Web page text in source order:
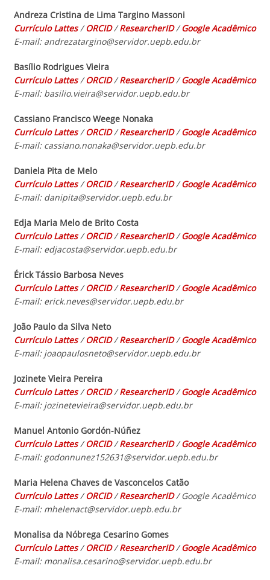
Andreza Cristina de Lima Targino Massoni
Currículo Lattes/ORCID/ResearcherID/Google Acadêmico
E-mail: andrezatargino@servidor.uepb.edu.br
Basílio Rodrigues Vieira
Currículo Lattes/ORCID/ResearcherID/Google Acadêmico
E-mail: basilio.vieira@servidor.uepb.edu.br
Cassiano Francisco Weege Nonaka
Currículo Lattes/ORCID/ResearcherID/Google Acadêmico
E-mail: cassiano.nonaka@servidor.uepb.edu.br
Daniela Pita de Melo
Currículo Lattes/ORCID/ResearcherID/Google Acadêmico
E-mail: danipita@servidor.uepb.edu.br
Edja Maria Melo de Brito Costa
Currículo Lattes/ORCID/ResearcherID/Google Acadêmico
E-mail: edjacosta@servidor.uepb.edu.br
Érick Tássio Barbosa Neves
Currículo Lattes/ORCID/ResearcherID/Google Acadêmico
E-mail: erick.neves@servidor.uepb.edu.br
João Paulo da Silva Neto
Currículo Lattes/ORCID/ResearcherID/Google Acadêmico
E-mail: joaopaulosneto@servidor.uepb.edu.br
Jozinete Vieira Pereira
Currículo Lattes/ORCID/ResearcherID/Google Acadêmico
E-mail: jozinetevieira@servidor.uepb.edu.br
Manuel Antonio Gordón-Núñez
Currículo Lattes/ORCID/ResearcherID/Google Acadêmico
E-mail: godonnunez152631@servidor.uepb.edu.br
Maria Helena Chaves de Vasconcelos Catão
Currículo Lattes/ORCID/ResearcherID/Google Acadêmico
E-mail: mhelenact@servidor.uepb.edu.br
Monalisa da Nóbrega Cesarino Gomes
Currículo Lattes/ORCID/ResearcherID/Google Acadêmico
E-mail: monalisa.cesarino@servidor.uepb.edu.br